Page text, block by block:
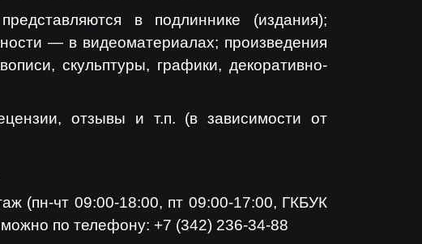
в подлиннике (издания);
— в видеоматериалах; произведения
скульптуры, графики, декоративно-
отзывы и т.п. (в зависимости от
(пн-чт 09:00-18:00, пт 09:00-17:00, ГКБУК
по телефону: +7 (342) 236-34-88